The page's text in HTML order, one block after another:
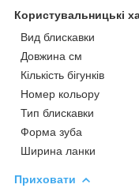
Користувальницькі
Вид блискавки
Довжина см
Кількість бігунків
Номер кольору
Тип блискавки
Форма зуба
Ширина ланки
Приховати